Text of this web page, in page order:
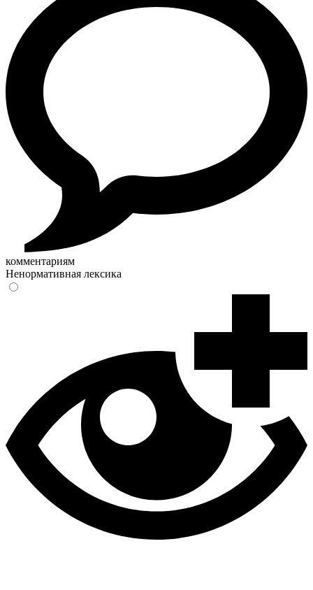
комментариям
Ненормативная лексика